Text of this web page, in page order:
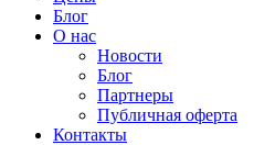
Блог
О нас
Новости
Блог
Партнеры
Публичная оферта
Контакты